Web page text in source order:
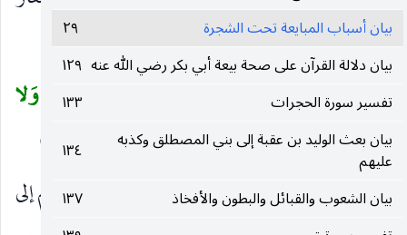
بيان أسباب المبايعة تحت الشجرة
٢٩
بيان دلالة القرآن على صحة بيعة أبي بكر رضي الله عنه ١٢٩
تفسير سورة الحجرات
١٣٣
بيان بعث الوليد بن عقبة إلى بني المصطلق وكذبه
عليهم
١٣٤
بيان الشعوب والقبائل والبطون والأفخاذ
١٣٧
بحلم الله عنهم مع عظم جرمهم.
قُلْ ما كُنْتُ بِدْعاً مِنَ الرُّسُلِ وَما أَدْرِي ما يُفْعَلُ بِي وَلا
بِكُمْ إِنْ أَتَّبِعُ إِلاَّ ما يُوحى إِلَيَّ وَما أَنَا إِلاَّ نَذِيرٌ مُبِينٌ)
(قُلْ ما كُنْتُ بِدْعاً مِنَ الرُّسُلِ)
بديعا منهم أدعوكم إلى